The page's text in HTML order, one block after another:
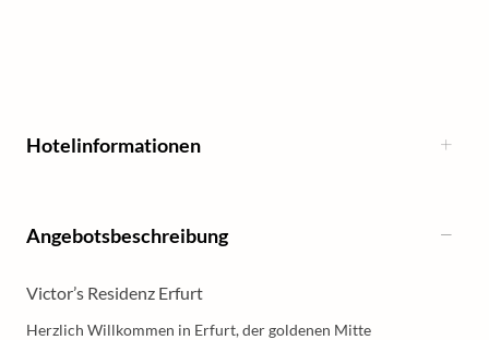
Hotelinformationen
Angebotsbeschreibung
Victor’s Residenz Erfurt
Herzlich Willkommen in Erfurt, der goldenen Mitte